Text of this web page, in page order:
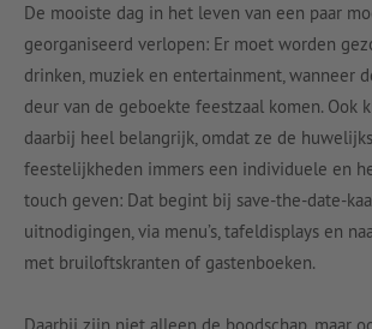
De mooiste dag in het leven van een paar
georganiseerd verlopen: Er moet worden
drinken, muziek en entertainment, wanneer
deur van de geboekte feestzaal komen. Ook
daarbij heel belangrijk, omdat ze de
feestelijkheden immers een individuele en
touch geven: Dat begint bij save-the-date-
uitnodigingen, via menu’s, tafeldisplays en
met bruiloftskranten of gastenboeken.